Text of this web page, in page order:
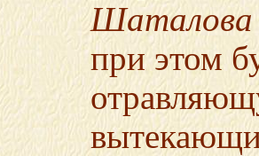
Шаталова
при этом